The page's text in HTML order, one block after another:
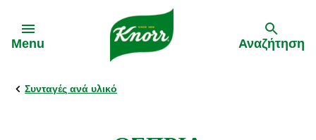
Menu
Πίσω
Πίσω
Αναζήτηση
Συνταγές ανά υλικό